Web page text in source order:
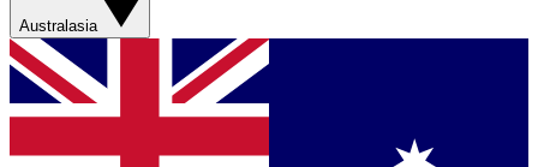
Australasia